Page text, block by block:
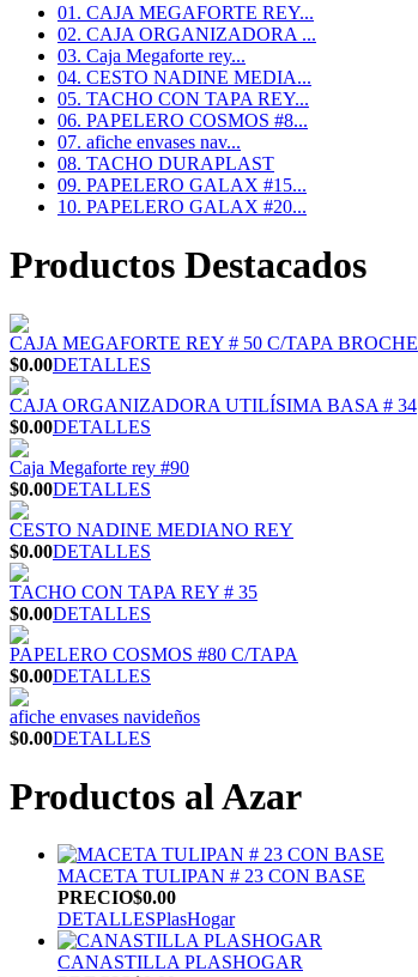
01. CAJA MEGAFORTE REY...
02. CAJA ORGANIZADORA ...
03. Caja Megaforte rey...
04. CESTO NADINE MEDIA...
05. TACHO CON TAPA REY...
06. PAPELERO COSMOS #8...
07. afiche envases nav...
08. TACHO DURAPLAST
09. PAPELERO GALAX #15...
10. PAPELERO GALAX #20...
Productos Destacados
CAJA MEGAFORTE REY # 50 C/TAPA BROCHE
$0.00DETALLES
CAJA ORGANIZADORA UTILÍSIMA BASA # 34
$0.00DETALLES
Caja Megaforte rey #90
$0.00DETALLES
CESTO NADINE MEDIANO REY
$0.00DETALLES
TACHO CON TAPA REY # 35
$0.00DETALLES
PAPELERO COSMOS #80 C/TAPA
$0.00DETALLES
afiche envases navideños
$0.00DETALLES
Productos al Azar
MACETA TULIPAN # 23 CON BASE
PRECIO$0.00
DETALLESPlasHogar
CANASTILLA PLASHOGAR